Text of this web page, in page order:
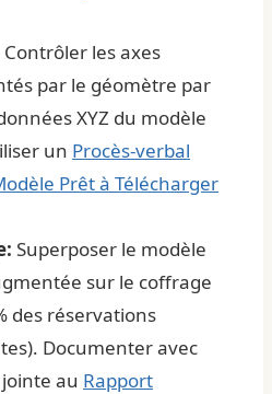
Contrôler les axes
par le géomètre par
XYZ du modèle
un Procès-verbal
Prêt à Télécharger
Superposer le modèle
sur le coffrage
des réservations
Documenter avec
au Rapport